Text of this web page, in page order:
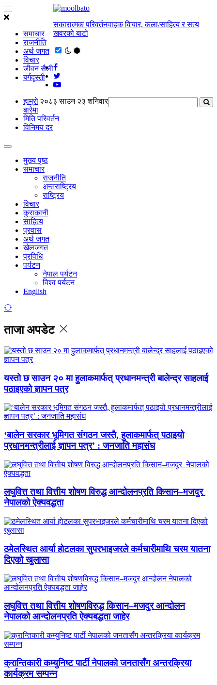
समाचार
राजनीति
अर्थ जगत
विचार
जीवन सैली
बर्गदृस्ती
सकारात्मक परिवर्तनवाहक विचार, कला/साहित्य र सत्य
खवरको बाटाे
२०८३ साउन २३ शनिवार
हाम्राे
बारेमा
मिति परिवर्तन
विनिमय दर
मुख्य पृष्ठ
समाचार
राजनीति
अन्तराष्ट्रिय
राष्ट्रिय
विचार
कुराकानी
साहित्य
प्रवास
अर्थ जगत
खेलजगत
प्रविधि
पर्यटन
नेपाल पर्यटन
विश्व पर्यटन
English
ताजा अपडेट
यस्तो छ साउन २० मा हुलाकमार्फत् प्रधानमन्त्री बालेन्द्र साहलाई
पठाइएको ज्ञापन पत्र
‘बालेन सरकार भूमिगत संगठन जस्तै, हुलाकमार्फत् पठाइयो
प्रधानमन्त्रीलाई ज्ञापन पत्र’ : जनजाति महासंघ
लघुवित्त तथा वित्तीय शोषण विरुद्ध आन्दोलनप्रति किसान–मजदुर
नेपालको ऐक्यवद्धता
ठमेलस्थित आर्या होटलका सुपरभाइजरले कर्मचारीमाथि चरम यातना
दिएको खुलासा
लघुवित्त तथा वित्तीय शोषणविरुद्ध किसान–मजदुर आन्दोलन
नेपालको आन्दोलनप्रति ऐक्यबद्धता जाहेर
क्रान्तिकारी कम्युनिष्ट पार्टी नेपालको जनतासँग अन्तरक्रिया
कार्यक्रम सम्पन्न